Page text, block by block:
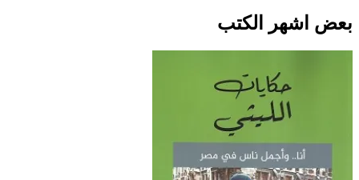
بعض اشهر الكتب